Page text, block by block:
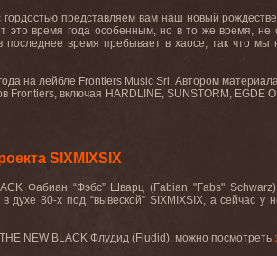
представляем вам наш новый
это время года особенным, но в то же время, не
время пребывает в хаосе, так что мы
на лейбле Frontiers Music Srl. Автором
включая HARDLINE, SUNSTORM, EGDE
SIXMIXSIX
Фабиан “Фэбс” Шварц (Fabian "Fabs" Schwarz
духе 80-х под “вывеской” SIXMIXSIX, а сейчас у
THE NEW BLACK Флудид (Fludid), можно посмотреть